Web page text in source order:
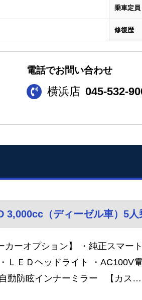
乗車定員
修復歴
電話でお問い合わせ
横浜店 045-532-
3,000cc（ディーゼル車）5
カーオプション】 ・純正スマー
ＬＥＤヘッドライト ・AC100V
動防眩インナーミラー 【カス…